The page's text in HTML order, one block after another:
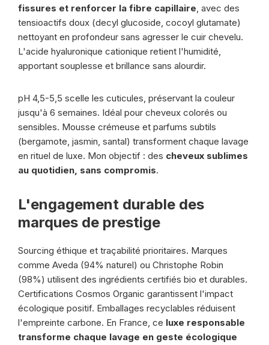
fissures et renforcer la fibre capillaire, avec des
tensioactifs doux (decyl glucoside, cocoyl glutamate)
nettoyant en profondeur sans agresser le cuir chevelu.
L'acide hyaluronique cationique retient l'humidité,
apportant souplesse et brillance sans alourdir.
pH 4,5-5,5 scelle les cuticules, préservant la couleur
jusqu'à 6 semaines. Idéal pour cheveux colorés ou
sensibles. Mousse crémeuse et parfums subtils
(bergamote, jasmin, santal) transforment chaque lavage
en rituel de luxe. Mon objectif : des cheveux sublimes
au quotidien, sans compromis.
L'engagement durable des
marques de prestige
Sourcing éthique et traçabilité prioritaires. Marques
comme Aveda (94% naturel) ou Christophe Robin
(98%) utilisent des ingrédients certifiés bio et durables.
Certifications Cosmos Organic garantissent l'impact
écologique positif. Emballages recyclables réduisent
l'empreinte carbone. En France, ce luxe responsable
transforme chaque lavage en geste écologique